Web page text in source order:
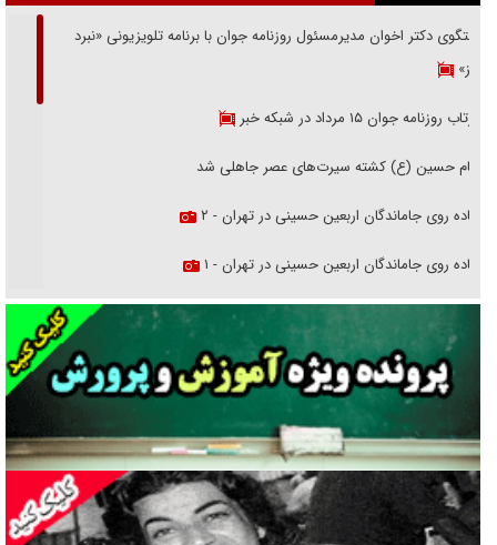
گفتگوی دکتر اخوان مدیرمسئول روزنامه جوان با برنامه تلویزیونی «نبرد
هرمز»
بازتاب روزنامه جوان ۱۵ مرداد در شبکه خبر
امام حسین (ع) کشته سیرت‌های عصر جاهلی شد
پیاده روی جاماندگان اربعین حسینی در تهران - ۲
پیاده روی جاماندگان اربعین حسینی در تهران - ۱
فریاد‌ها و ناله‌های دوستان مبارزدلم را آتش می‌زد
تغییر رویه دشمن در ترور از شیخ فضل‌الله تا مصباح یزدی
خرید قسطی اولش خنده و آخرش گریه است!
فوتبال و آن «بالا»!
راهبرد غافلگیری با نسل جدید پهپاد‌ها